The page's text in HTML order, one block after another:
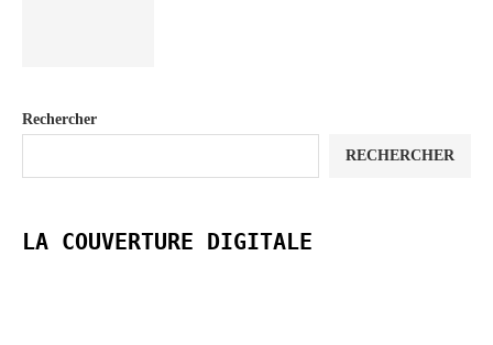
Rechercher
RECHERCHER
LA COUVERTURE DIGITALE